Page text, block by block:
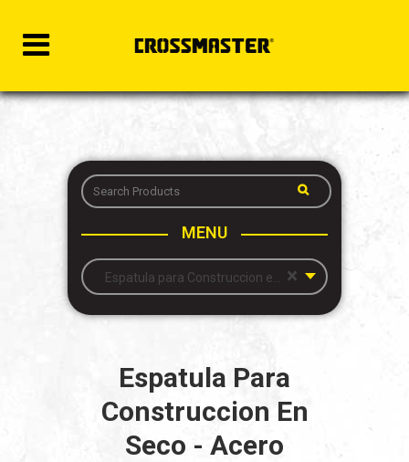
MENU
×
Espatula para Construccion en Seco – Acero Inoxidable – Esquina Exterior
Espatula Para
Construccion En
Seco - Acero